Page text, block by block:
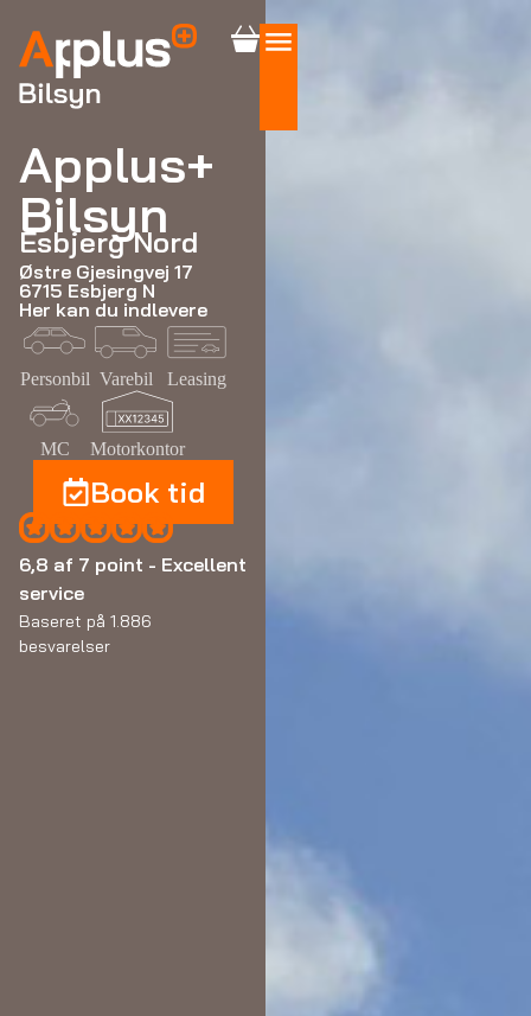
Applus+
Bilsyn
Esbjerg Nord
Østre Gjesingvej 17
6715 Esbjerg N
Her kan du indlevere
Personbil Varebil Leasing
MC Motorkontor
Book tid
6,8 af 7 point - Excellent
service
Baseret på 1.886
besvarelser